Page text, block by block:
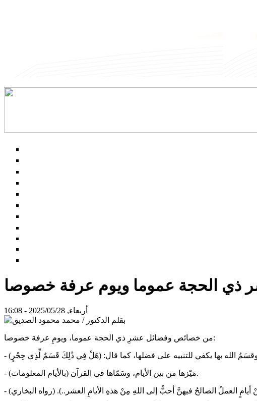
الحجة عموما ويوم عرفة خصوصا
أربعاء, 2025/05/28 - 16:08
من خصائص وفضائل عشرِ ذي الحجة عموما، ويومِ عرفة خصوصا:
- مَيّزها من بين الأيام، وسَمّاها في القرآن (بالأيام المعلومات).